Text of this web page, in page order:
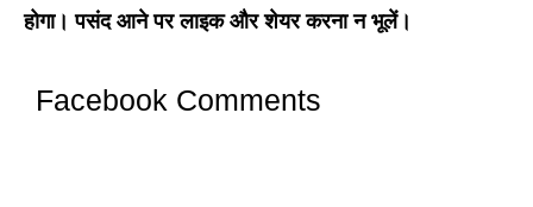
होगा। पसंद आने पर लाइक और शेयर करना न भूलें।
Facebook Comments